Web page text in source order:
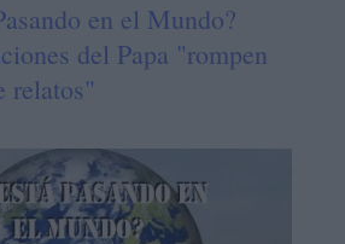
en el Mundo?
del Papa "rompen
relatos"